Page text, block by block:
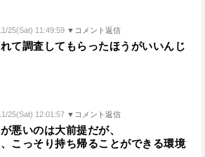
25(Sat) 11:49:59 ▼コメント返信
て調査してもらったほうがいいんじ
25(Sat) 12:01:57 ▼コメント返信
悪いのは大前提だが、
こっそり持ち帰ることができる環境